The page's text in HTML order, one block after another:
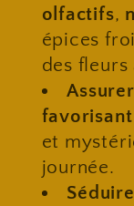
olfactifs,
épices
des fleurs
et
journée.